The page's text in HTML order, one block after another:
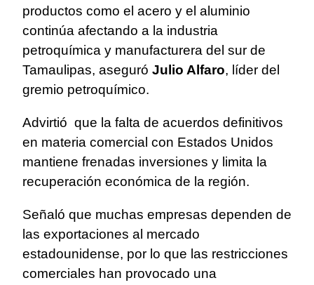
productos como el acero y el aluminio
continúa afectando a la industria
petroquímica y manufacturera del sur de
Tamaulipas, aseguró Julio Alfaro, líder del
gremio petroquímico.
Advirtió que la falta de acuerdos definitivos
en materia comercial con Estados Unidos
mantiene frenadas inversiones y limita la
recuperación económica de la región.
Señaló que muchas empresas dependen de
las exportaciones al mercado
estadounidense, por lo que las restricciones
comerciales han provocado una